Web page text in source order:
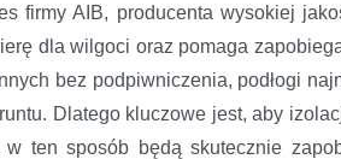
firmy AIB, producenta wysokiej
dla wilgoci oraz pomaga
bez podpiwniczenia, podłogi
Dlatego kluczowe jest, aby
w ten sposób będą skutecznie